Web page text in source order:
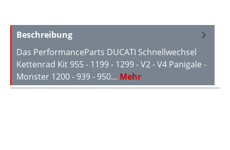
Beschreibung
Das PerformanceParts DUCATI Schnellwechsel
Kettenrad Kit 955 - 1199 - 1299 - V2 - V4 Panigale -
Monster 1200 - 939 - 950… Mehr